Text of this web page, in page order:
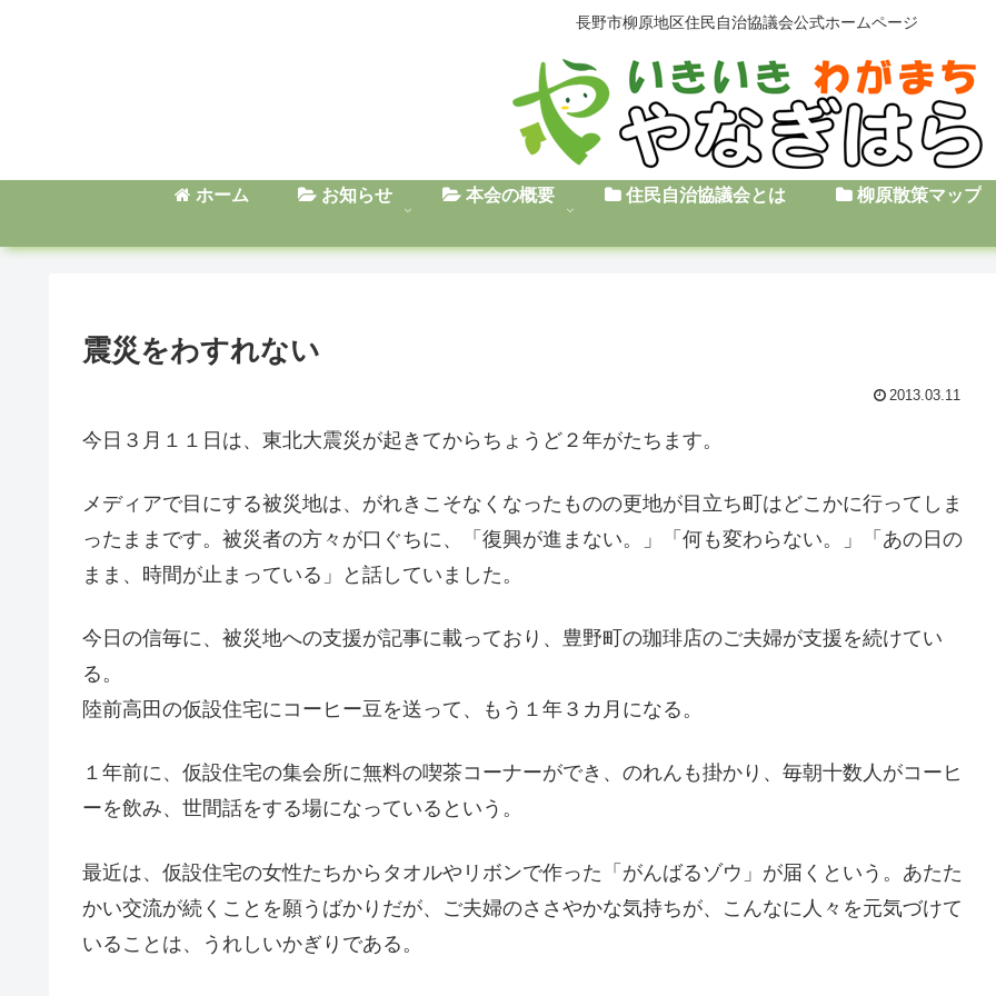
長野市柳原地区住民自治協議会公式ホームページ
ホーム お知らせ 本会の概要 住民自治協議会とは 柳原散策マップ
震災をわすれない
2013.03.11
今日３月１１日は、東北大震災が起きてからちょうど２年がたちます。
メディアで目にする被災地は、がれきこそなくなったものの更地が目立ち町はどこかに行ってしま
ったままです。被災者の方々が口ぐちに、「復興が進まない。」「何も変わらない。」「あの日の
まま、時間が止まっている」と話していました。
今日の信毎に、被災地への支援が記事に載っており、豊野町の珈琲店のご夫婦が支援を続けてい
る。
陸前高田の仮設住宅にコーヒー豆を送って、もう１年３カ月になる。
１年前に、仮設住宅の集会所に無料の喫茶コーナーができ、のれんも掛かり、毎朝十数人がコーヒ
ーを飲み、世間話をする場になっているという。
最近は、仮設住宅の女性たちからタオルやリボンで作った「がんばるゾウ」が届くという。あたた
かい交流が続くことを願うばかりだが、ご夫婦のささやかな気持ちが、こんなに人々を元気づけて
いることは、うれしいかぎりである。